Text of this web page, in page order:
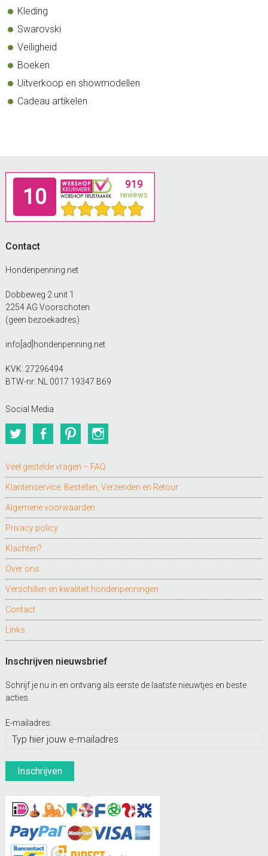
Kleding
Swarovski
Veiligheid
Boeken
Uitverkoop en showmodellen
Cadeau artikelen
Footer
Contact
Hondenpenning.net
Dobbeweg 2 unit 1
2254 AG Voorschoten
(geen bezoekadres)
info[ad]hondenpenning.net
KVK: 27296494
BTW-nr: NL 0017 19347 B69
Social Media
TwitterFacebookPinterest
Veel gestelde vragen – FAQ
Klantenservice: Bestellen, Verzenden en Retour
Algemene voorwaarden
Privacy policy
Klachten?
Over ons
Verschillen en kwaliteit hondenpenningen
Contact
Links
Inschrijven nieuwsbrief
Schrijf je nu in en ontvang als eerste de laatste nieuwtjes en beste
acties.
E-mailadres: